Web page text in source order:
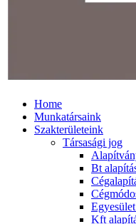
Home
Munkatársaink
Szakterületeink
Társasági jog
Bt
Kft